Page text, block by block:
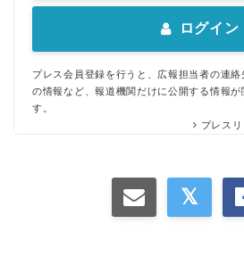
ログイン
プレス会員登録を行うと、広報担当者の連
の情報など、報道機関だけに公開する情報が
す。
プレス